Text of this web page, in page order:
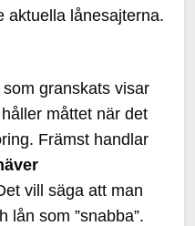
aktuella lånesajterna.
granskats visar
måttet när det
Främst handlar
vill säga att man
lån som ”snabba”.